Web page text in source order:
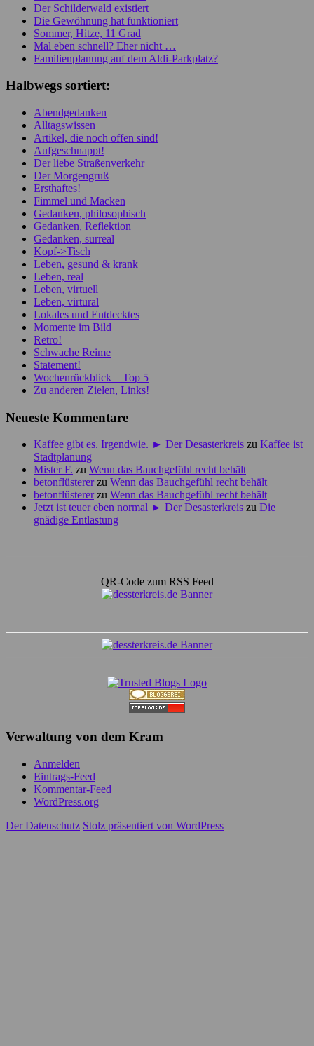
Der Schilderwald existiert
Die Gewöhnung hat funktioniert
Sommer, Hitze, 11 Grad
Mal eben schnell? Eher nicht …
Familienplanung auf dem Aldi-Parkplatz?
Halbwegs sortiert:
Abendgedanken
Alltagswissen
Artikel, die noch offen sind!
Aufgeschnappt!
Der liebe Straßenverkehr
Der Morgengruß
Ersthaftes!
Fimmel und Macken
Gedanken, philosophisch
Gedanken, Reflektion
Gedanken, surreal
Kopf->Tisch
Leben, gesund & krank
Leben, real
Leben, virtuell
Leben, virtural
Lokales und Entdecktes
Momente im Bild
Retro!
Schwache Reime
Statement!
Wochenrückblick – Top 5
Zu anderen Zielen, Links!
Neueste Kommentare
Kaffee gibt es. Irgendwie. ► Der Desasterkreis zu Kaffee ist
Stadtplanung
Mister F. zu Wenn das Bauchgefühl recht behält
betonflüstererzu Wenn das Bauchgefühl recht behält
betonflüstererzu Wenn das Bauchgefühl recht behält
Jetzt ist teuer eben normal ► Der Desasterkreis zu Die
gnädige Entlastung
QR-Code zum RSS Feed
Verwaltung von dem Kram
Anmelden
Eintrags-Feed
Kommentar-Feed
WordPress.org
Der Datenschutz Stolz präsentiert von WordPress